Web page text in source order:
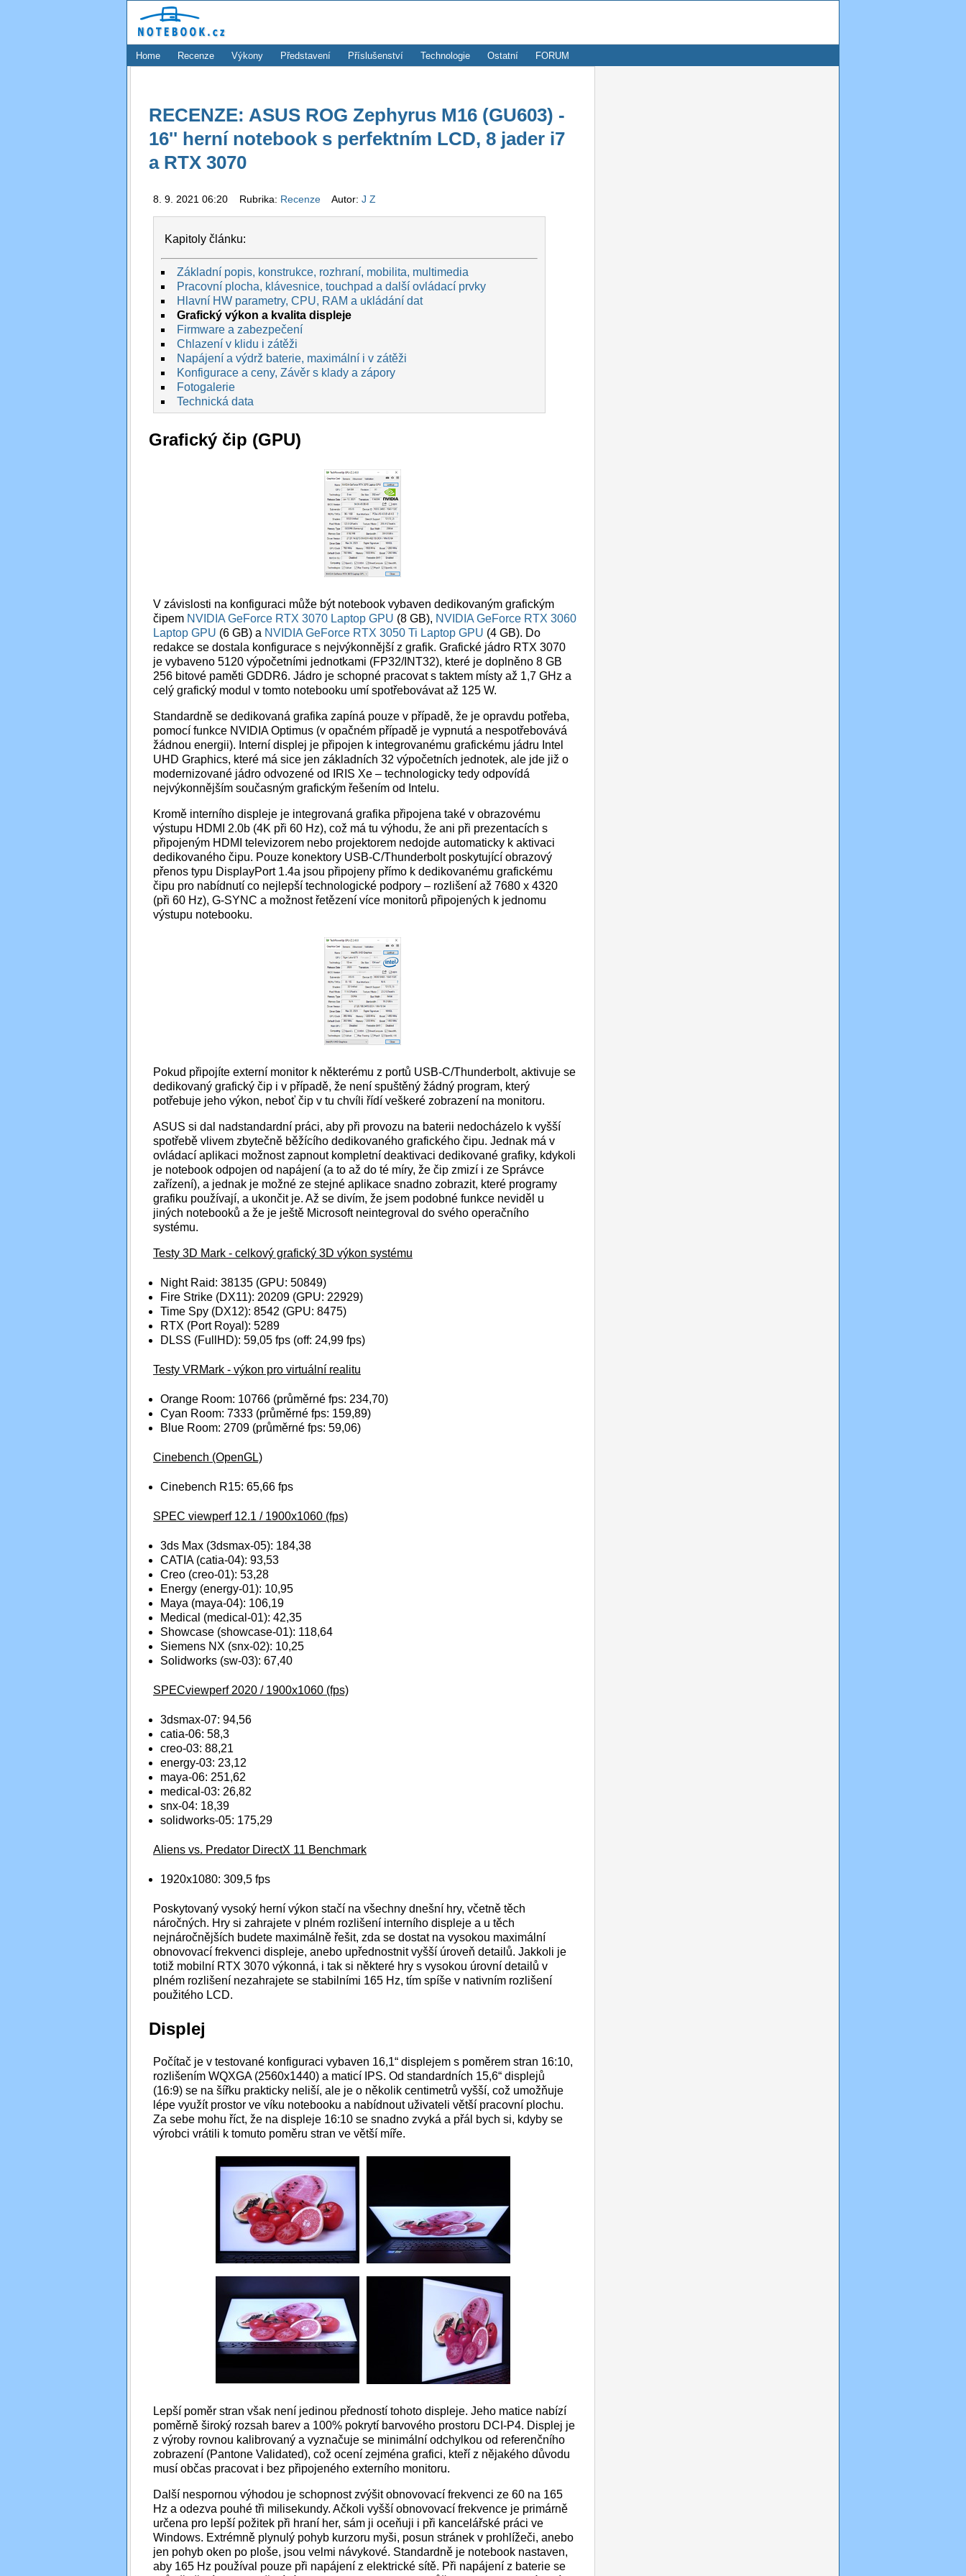
Home Recenze Výkony Představení Příslušenství Technologie Ostatní FORUM
RECENZE: ASUS ROG Zephyrus M16 (GU603) -
16'' herní notebook s perfektním LCD, 8 jader i7
a RTX 3070
8. 9. 2021 06:20 Rubrika: Recenze Autor: J Z
Kapitoly článku:
Základní popis, konstrukce, rozhraní, mobilita, multimedia
Pracovní plocha, klávesnice, touchpad a další ovládací prvky
Hlavní HW parametry, CPU, RAM a ukládání dat
Grafický výkon a kvalita displeje
Firmware a zabezpečení
Chlazení v klidu i zátěži
Napájení a výdrž baterie, maximální i v zátěži
Konfigurace a ceny, Závěr s klady a zápory
Fotogalerie
Technická data
Grafický čip (GPU)
V závislosti na konfiguraci může být notebook vybaven dedikovaným grafickým
čipem NVIDIA GeForce RTX 3070 Laptop GPU (8 GB), NVIDIA GeForce RTX 3060
Laptop GPU (6 GB) a NVIDIA GeForce RTX 3050 Ti Laptop GPU (4 GB). Do
redakce se dostala konfigurace s nejvýkonnější z grafik. Grafické jádro RTX 3070
je vybaveno 5120 výpočetními jednotkami (FP32/INT32), které je doplněno 8 GB
256 bitové paměti GDDR6. Jádro je schopné pracovat s taktem místy až 1,7 GHz a
celý grafický modul v tomto notebooku umí spotřebovávat až 125 W.
Standardně se dedikovaná grafika zapíná pouze v případě, že je opravdu potřeba,
pomocí funkce NVIDIA Optimus (v opačném případě je vypnutá a nespotřebovává
žádnou energii). Interní displej je připojen k integrovanému grafickému jádru Intel
UHD Graphics, které má sice jen základních 32 výpočetních jednotek, ale jde již o
modernizované jádro odvozené od IRIS Xe – technologicky tedy odpovídá
nejvýkonnějším současným grafickým řešením od Intelu.
Kromě interního displeje je integrovaná grafika připojena také v obrazovému
výstupu HDMI 2.0b (4K při 60 Hz), což má tu výhodu, že ani při prezentacích s
připojeným HDMI televizorem nebo projektorem nedojde automaticky k aktivaci
dedikovaného čipu. Pouze konektory USB-C/Thunderbolt poskytující obrazový
přenos typu DisplayPort 1.4a jsou připojeny přímo k dedikovanému grafickému
čipu pro nabídnutí co nejlepší technologické podpory – rozlišení až 7680 x 4320
(při 60 Hz), G-SYNC a možnost řetězení více monitorů připojených k jednomu
výstupu notebooku.
Pokud připojíte externí monitor k některému z portů USB-C/Thunderbolt, aktivuje se
dedikovaný grafický čip i v případě, že není spuštěný žádný program, který
potřebuje jeho výkon, neboť čip v tu chvíli řídí veškeré zobrazení na monitoru.
ASUS si dal nadstandardní práci, aby při provozu na baterii nedocházelo k vyšší
spotřebě vlivem zbytečně běžícího dedikovaného grafického čipu. Jednak má v
ovládací aplikaci možnost zapnout kompletní deaktivaci dedikované grafiky, kdykoli
je notebook odpojen od napájení (a to až do té míry, že čip zmizí i ze Správce
zařízení), a jednak je možné ze stejné aplikace snadno zobrazit, které programy
grafiku používají, a ukončit je. Až se divím, že jsem podobné funkce neviděl u
jiných notebooků a že je ještě Microsoft neintegroval do svého operačního
systému.
Testy 3D Mark - celkový grafický 3D výkon systému
Night Raid: 38135 (GPU: 50849)
Fire Strike (DX11): 20209 (GPU: 22929)
Time Spy (DX12): 8542 (GPU: 8475)
RTX (Port Royal): 5289
DLSS (FullHD): 59,05 fps (off: 24,99 fps)
Testy VRMark - výkon pro virtuální realitu
Orange Room: 10766 (průměrné fps: 234,70)
Cyan Room: 7333 (průměrné fps: 159,89)
Blue Room: 2709 (průměrné fps: 59,06)
Cinebench (OpenGL)
Cinebench R15: 65,66 fps
SPEC viewperf 12.1 / 1900x1060 (fps)
3ds Max (3dsmax-05): 184,38
CATIA (catia-04): 93,53
Creo (creo-01): 53,28
Energy (energy-01): 10,95
Maya (maya-04): 106,19
Medical (medical-01): 42,35
Showcase (showcase-01): 118,64
Siemens NX (snx-02): 10,25
Solidworks (sw-03): 67,40
SPECviewperf 2020 / 1900x1060 (fps)
3dsmax-07: 94,56
catia-06: 58,3
creo-03: 88,21
energy-03: 23,12
maya-06: 251,62
medical-03: 26,82
snx-04: 18,39
solidworks-05: 175,29
Aliens vs. Predator DirectX 11 Benchmark
1920x1080: 309,5 fps
Poskytovaný vysoký herní výkon stačí na všechny dnešní hry, včetně těch
náročných. Hry si zahrajete v plném rozlišení interního displeje a u těch
nejnáročnějších budete maximálně řešit, zda se dostat na vysokou maximální
obnovovací frekvenci displeje, anebo upřednostnit vyšší úroveň detailů. Jakkoli je
totiž mobilní RTX 3070 výkonná, i tak si některé hry s vysokou úrovní detailů v
plném rozlišení nezahrajete se stabilními 165 Hz, tím spíše v nativním rozlišení
použitého LCD.
Displej
Počítač je v testované konfiguraci vybaven 16,1“ displejem s poměrem stran 16:10,
rozlišením WQXGA (2560x1440) a maticí IPS. Od standardních 15,6“ displejů
(16:9) se na šířku prakticky neliší, ale je o několik centimetrů vyšší, což umožňuje
lépe využít prostor ve víku notebooku a nabídnout uživateli větší pracovní plochu.
Za sebe mohu říct, že na displeje 16:10 se snadno zvyká a přál bych si, kdyby se
výrobci vrátili k tomuto poměru stran ve větší míře.
Lepší poměr stran však není jedinou předností tohoto displeje. Jeho matice nabízí
poměrně široký rozsah barev a 100% pokrytí barvového prostoru DCI-P4. Displej je
z výroby rovnou kalibrovaný a vyznačuje se minimální odchylkou od referenčního
zobrazení (Pantone Validated), což ocení zejména grafici, kteří z nějakého důvodu
musí občas pracovat i bez připojeného externího monitoru.
Další nespornou výhodou je schopnost zvýšit obnovovací frekvenci ze 60 na 165
Hz a odezva pouhé tři milisekundy. Ačkoli vyšší obnovovací frekvence je primárně
určena pro lepší požitek při hraní her, sám ji oceňuji i při kancelářské práci ve
Windows. Extrémně plynulý pohyb kurzoru myši, posun stránek v prohlížeči, anebo
jen pohyb oken po ploše, jsou velmi návykové. Standardně je notebook nastaven,
aby 165 Hz používal pouze při napájení z elektrické sítě. Při napájení z baterie se